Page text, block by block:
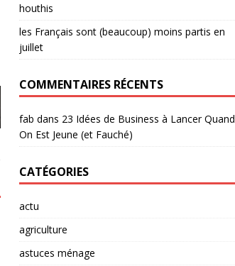
houthis
les Français sont (beaucoup) moins partis en
juillet
COMMENTAIRES RÉCENTS
fab dans 23 Idées de Business à Lancer Quand
On Est Jeune (et Fauché)
CATÉGORIES
actu
agriculture
astuces ménage